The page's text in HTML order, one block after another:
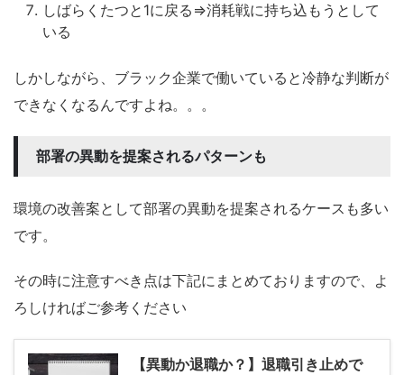
しばらくたつと1に戻る⇒消耗戦に持ち込もうとして
いる
しかしながら、ブラック企業で働いていると冷静な判断が
できなくなるんですよね。。。
部署の異動を提案されるパターンも
環境の改善案として部署の異動を提案されるケースも多い
です。
その時に注意すべき点は下記にまとめておりますので、よ
ろしければご参考ください
【異動か退職か？】退職引き止めで